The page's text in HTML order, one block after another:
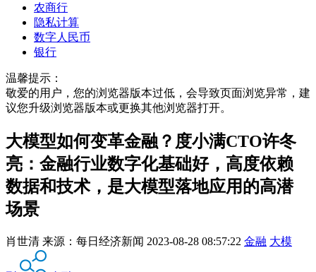
农商行
隐私计算
数字人民币
银行
温馨提示：
敬爱的用户，您的浏览器版本过低，会导致页面浏览异常，建
议您升级浏览器版本或更换其他浏览器打开。
大模型如何变革金融？度小满CTO许冬
亮：金融行业数字化基础好，高度依赖
数据和技术，是大模型落地应用的高潜
场景
肖世清 来源： 每日经济新闻 2023-08-28 08:57:22 金融 大模